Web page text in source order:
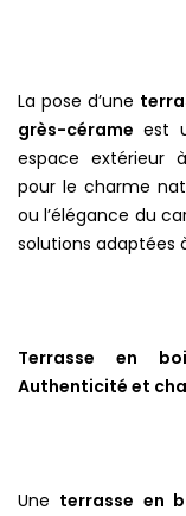
La pose d’une
grès-cérame est
espace extérieur à
pour le charme
ou l’élégance du
solutions adaptées
Terrasse en
Authenticité et
Une terrasse en